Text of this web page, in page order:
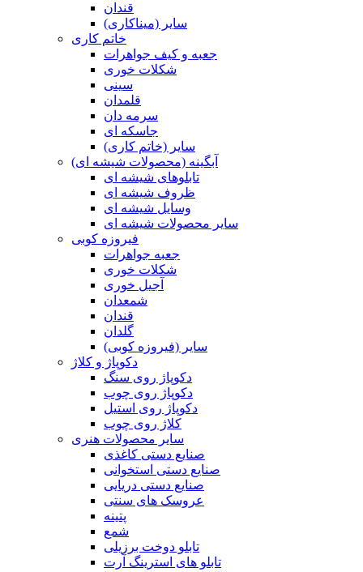
قندان
سایر (میناکاری)
خاتم کاری
جعبه و کیف جواهرات
شکلات خوری
سینی
قلمدان
سرمه دان
جاسکه ای
سایر (خاتم کاری)
آبگینه (محصولات شیشه ای)
تابلوهای شیشه ای
ظروف شیشه ای
وسایل شیشه ای
سایر محصولات شیشه ای
فیروزه کوبی
جعبه جواهرات
شکلات خوری
آجیل خوری
شمعدان
قندان
گلدان
سایر (فیروزه کوبی)
دکوپاژ و کلاژ
دکوپاژ روی سنگ
دکوپاژ روی چوب
دکوپاژ روی استیل
کلاژ روی چوب
سایر محصولات هنری
صنایع دستی کاغذی
صنایع دستی استخوانی
صنایع دستی دریایی
عروسک های سنتی
پتینه
شمع
تابلو دوخت برزیلی
تابلو های استرینگ آرت